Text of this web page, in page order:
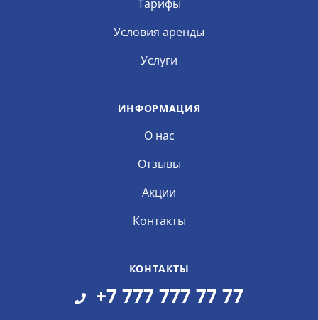
Тарифы
Условия аренды
Услуги
ИНФОРМАЦИЯ
О нас
Отзывы
Акции
Контакты
КОНТАКТЫ
+7 777 777 77 77